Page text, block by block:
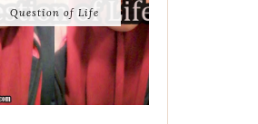
Question of Life